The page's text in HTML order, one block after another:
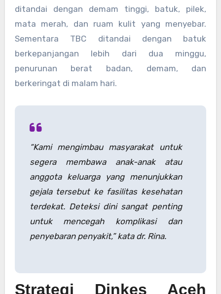
ditandai dengan demam tinggi, batuk, pilek,
mata merah, dan ruam kulit yang menyebar.
Sementara TBC ditandai dengan batuk
berkepanjangan lebih dari dua minggu,
penurunan berat badan, demam, dan
berkeringat di malam hari.
“Kami mengimbau masyarakat untuk
segera membawa anak-anak atau
anggota keluarga yang menunjukkan
gejala tersebut ke fasilitas kesehatan
terdekat. Deteksi dini sangat penting
untuk mencegah komplikasi dan
penyebaran penyakit,” kata dr. Rina.
Strategi Dinkes Aceh